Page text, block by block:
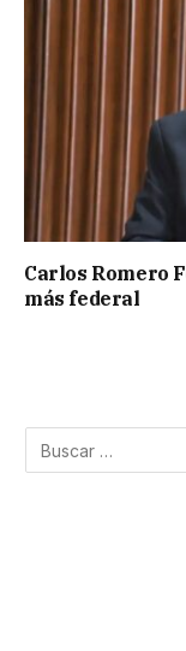
Carlos Romero
más federal